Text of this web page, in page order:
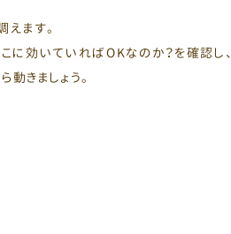
ます。
に効いていればOKなのか？を確認し、
きましょう。